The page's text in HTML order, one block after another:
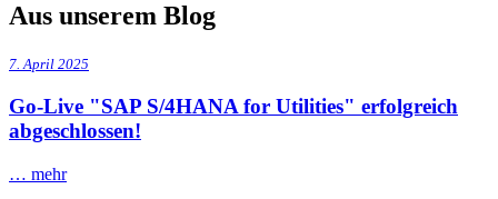
Aus unserem Blog
7. April 2025
Go-Live "SAP S/4HANA for Utilities" erfolgreich
abgeschlossen!
… mehr